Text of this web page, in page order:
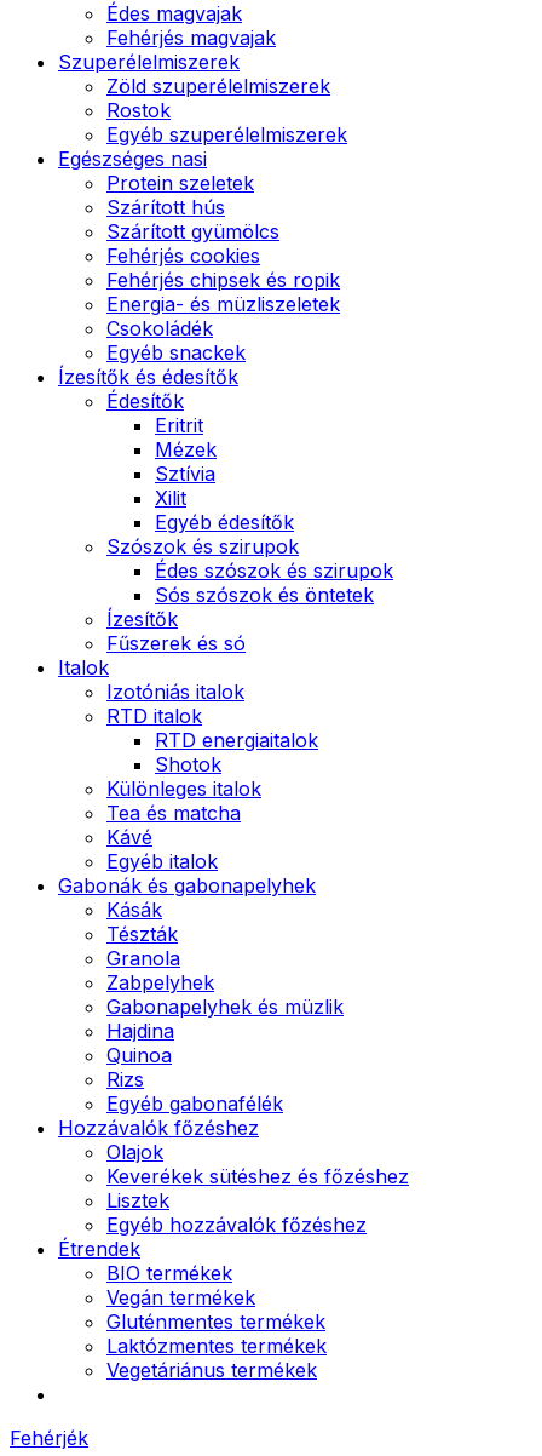
Édes magvajak
Fehérjés magvajak
Szuperélelmiszerek
Zöld szuperélelmiszerek
Rostok
Egyéb szuperélelmiszerek
Egészséges nasi
Protein szeletek
Szárított hús
Szárított gyümölcs
Fehérjés cookies
Fehérjés chipsek és ropik
Energia- és müzliszeletek
Csokoládék
Egyéb snackek
Ízesítők és édesítők
Édesítők
Eritrit
Mézek
Sztívia
Xilit
Egyéb édesítők
Szószok és szirupok
Édes szószok és szirupok
Sós szószok és öntetek
Ízesítők
Fűszerek és só
Italok
Izotóniás italok
RTD italok
RTD energiaitalok
Shotok
Különleges italok
Tea és matcha
Kávé
Egyéb italok
Gabonák és gabonapelyhek
Kásák
Tészták
Granola
Zabpelyhek
Gabonapelyhek és müzlik
Hajdina
Quinoa
Rizs
Egyéb gabonafélék
Hozzávalók főzéshez
Olajok
Keverékek sütéshez és főzéshez
Lisztek
Egyéb hozzávalók főzéshez
Étrendek
BIO termékek
Vegán termékek
Gluténmentes termékek
Laktózmentes termékek
Vegetáriánus termékek
Fehérjék